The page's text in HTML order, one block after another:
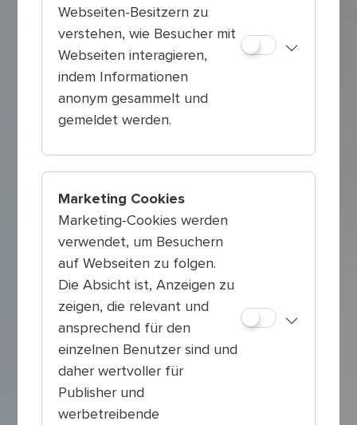
Webseiten-Besitzern zu
verstehen, wie Besucher mit
Webseiten interagieren,
indem Informationen
anonym gesammelt und
gemeldet werden.
Marketing Cookies
Marketing-Cookies werden
verwendet, um Besuchern
auf Webseiten zu folgen.
Die Absicht ist, Anzeigen zu
zeigen, die relevant und
ansprechend für den
einzelnen Benutzer sind und
daher wertvoller für
Publisher und
werbetreibende